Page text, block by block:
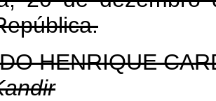
HENRIQUE